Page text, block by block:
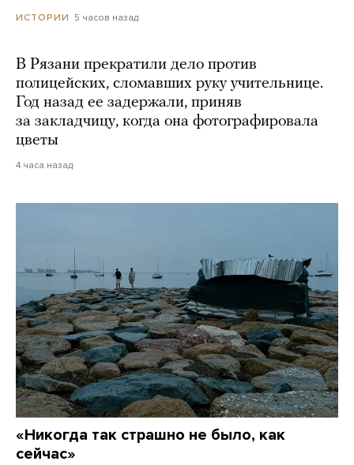
ИСТОРИИ 5 часов назад
В Рязани прекратили дело против
полицейских, сломавших руку учительнице.
Год назад ее задержали, приняв
за закладчицу, когда она фотографировала
цветы
4 часа назад
«Никогда так страшно не было, как
сейчас»